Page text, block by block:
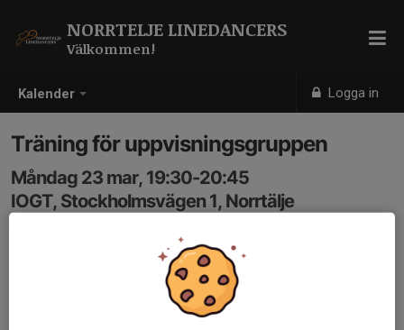
Kalender Logga in
NORRTELJE LINEDANCERS
Välkommen!
Träning för uppvisningsgruppen
Måndag 23 mar, 19:30-20:45
IOGT, Stockholmsvägen 1, Norrtälje